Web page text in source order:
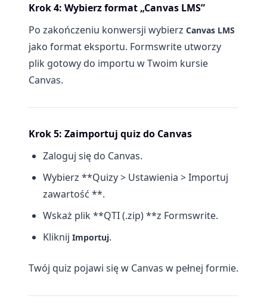
Krok 4: Wybierz format „Canvas LMS”
Po zakończeniu konwersji wybierz Canvas LMS
jako format eksportu. Formswrite utworzy
plik gotowy do importu w Twoim kursie
Canvas.
Krok 5: Zaimportuj quiz do Canvas
Zaloguj się do Canvas.
Wybierz **Quizy > Ustawienia > Importuj
zawartość **.
Wskaż plik **QTI (.zip) **z Formswrite.
Kliknij Importuj.
Twój quiz pojawi się w Canvas w pełnej formie.